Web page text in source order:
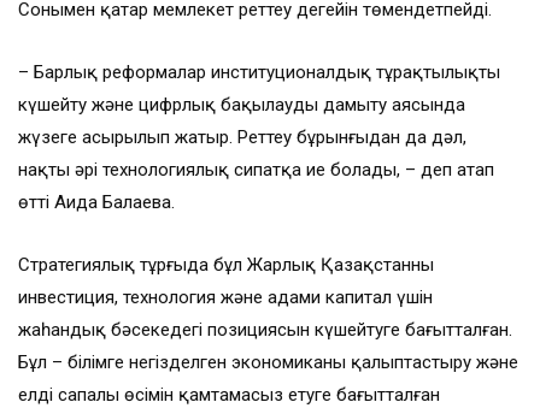
Сонымен қатар мемлекет реттеу деңгейін төмендетпейді.
– Барлық реформалар институционалдық тұрақтылықты
күшейту және цифрлық бақылауды дамыту аясында
жүзеге асырылып жатыр. Реттеу бұрынғыдан да дәл,
нақты әрі технологиялық сипатқа ие болады, – деп атап
өтті Аида Балаева.
Стратегиялық тұрғыда бұл Жарлық Қазақстанның
инвестиция, технология және адами капитал үшін
жаһандық бәсекедегі позициясын күшейтуге бағытталған.
Бұл – білімге негізделген экономиканы қалыптастыру және
елдің сапалы өсімін қамтамасыз етуге бағытталған